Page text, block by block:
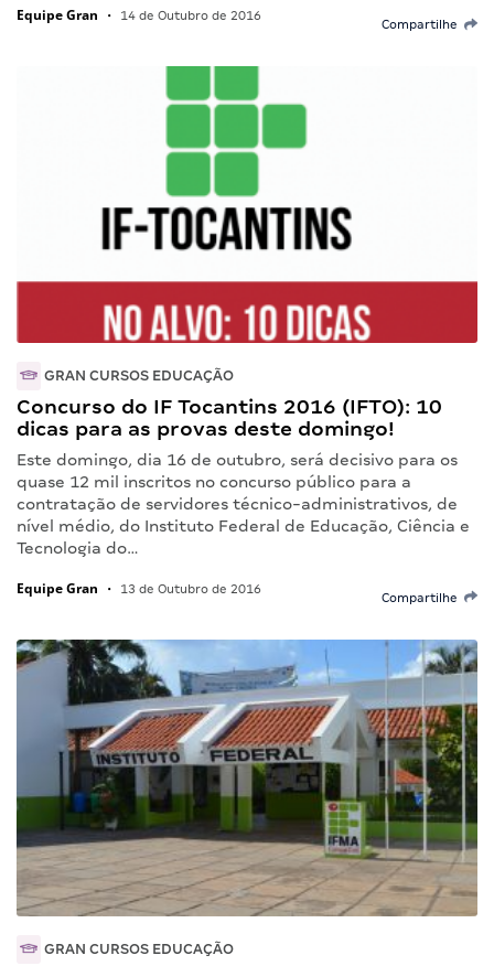
Equipe Gran • 14 de Outubro de 2016
Compartilhe
GRAN CURSOS EDUCAÇÃO
Concurso do IF Tocantins 2016 (IFTO): 10
dicas para as provas deste domingo!
Este domingo, dia 16 de outubro, será decisivo para os
quase 12 mil inscritos no concurso público para a
contratação de servidores técnico-administrativos, de
nível médio, do Instituto Federal de Educação, Ciência e
Tecnologia do…
Equipe Gran • 13 de Outubro de 2016
Compartilhe
GRAN CURSOS EDUCAÇÃO